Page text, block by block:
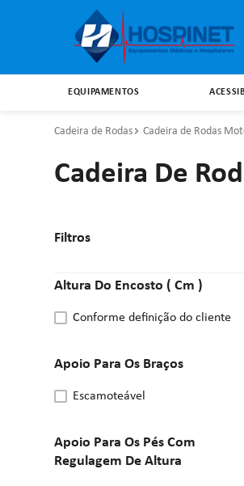
EQUIPAMENTOS
Cadeira de Rodas Cadeira de Rodas
Cadeira De
Filtros
Altura Do Encosto ( Cm )
conforme definição do cliente
Apoio Para Os Braços
escamoteável
Apoio Para Os Pés Com
Regulagem De Altura